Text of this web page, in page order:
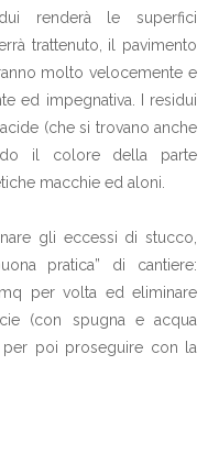
renderà le superfici
trattenuto, il pavimento
molto velocemente e
ed impegnativa. I residui
(che si trovano anche
il colore della parte
macchie ed aloni.
gli eccessi di stucco,
pratica” di cantiere:
per volta ed eliminare
(con spugna e acqua
per poi proseguire con la